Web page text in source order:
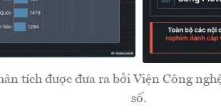
tích được đưa ra bởi Viện Công
số.